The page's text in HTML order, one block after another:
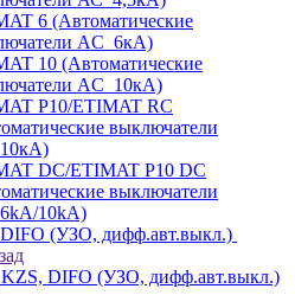
6 (Автоматические
AC_6кА)
10 (Автоматические
AC_10кА)
P10/ETIMAT RC
выключатели
DC/ETIMAT P10 DC
выключатели
10kA)
(УЗО, дифф.авт.выкл.)
DIFO (УЗО, дифф.авт.выкл.)